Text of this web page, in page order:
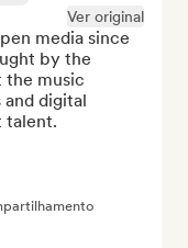
Ver original
media since
by the
the music
digital
talent.